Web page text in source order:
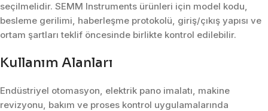
seçilmelidir. SEMM Instruments ürünleri için model kodu,
besleme gerilimi, haberleşme protokolü, giriş/çıkış yapısı ve
ortam şartları teklif öncesinde birlikte kontrol edilebilir.
Kullanım Alanları
Endüstriyel otomasyon, elektrik pano imalatı, makine
revizyonu, bakım ve proses kontrol uygulamalarında